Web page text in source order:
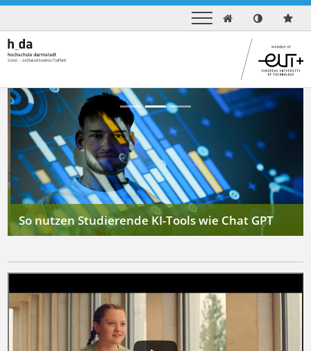

So nutzen Studierende KI-Tools wie Chat GPT
Previous Next